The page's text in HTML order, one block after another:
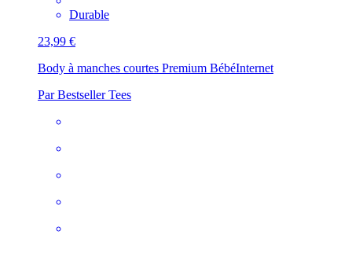
Durable
23,99 €
Body à manches courtes Premium BébéInternet
Par Bestseller Tees